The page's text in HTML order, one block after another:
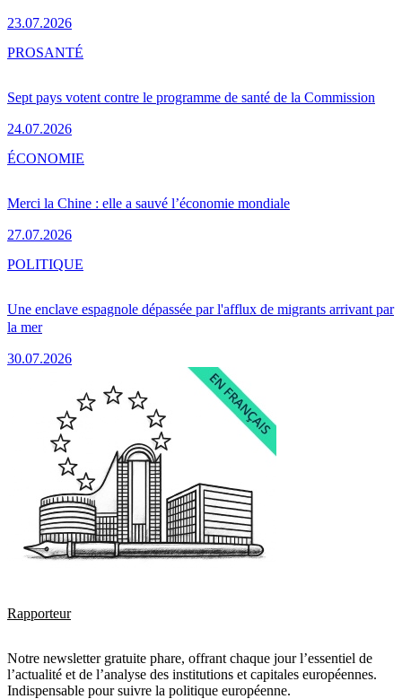
23.07.2026
Sept pays votent contre le programme de santé de la Commission
24.07.2026
PROSANTÉ
Merci la Chine : elle a sauvé l’économie mondiale
27.07.2026
ÉCONOMIE
Une enclave espagnole dépassée par l'afflux de migrants arrivant par
la mer
30.07.2026
POLITIQUE
Rapporteur
Notre newsletter gratuite phare, offrant chaque jour l’essentiel de
l’actualité et de l’analyse des institutions et capitales européennes.
Indispensable pour suivre la politique européenne.